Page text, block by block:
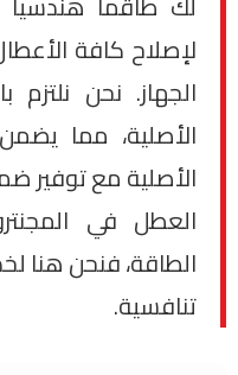
لإصلاح كافة
الأصلية، مما
الأصلية مع توفير
العطل في
الطاقة، فنحن هنا
تنافسية.